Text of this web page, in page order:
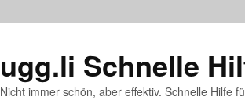
ugg.li Schnelle
Nicht immer schön, aber effektiv. Schnelle Hilfe